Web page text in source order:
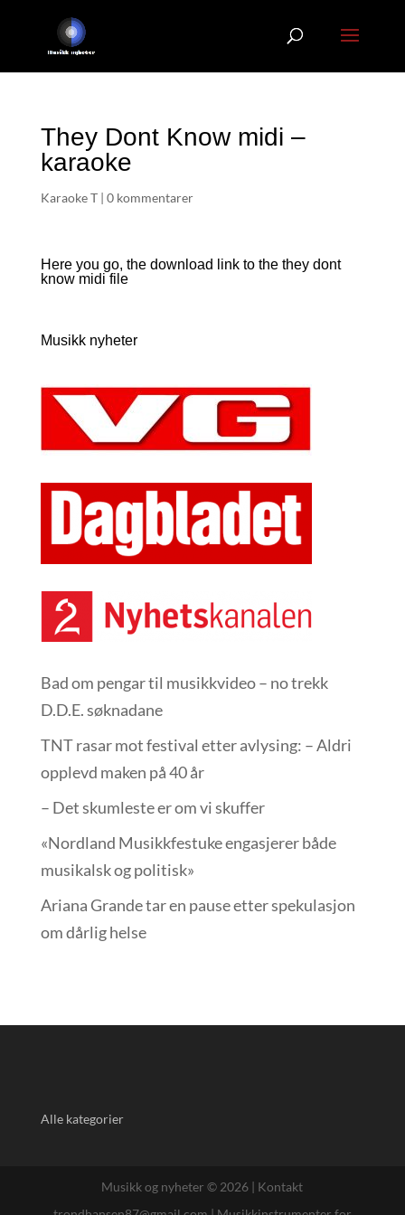
They Dont Know midi –
karaoke
Karaoke T| 0 kommentarer
Here you go, the download link to the they dont
know midi file
Musikk nyheter
Bad om pengar til musikkvideo – no trekk
D.D.E. søknadane
TNT rasar mot festival etter avlysing: – Aldri
opplevd maken på 40 år
– Det skumleste er om vi skuffer
«Nordland Musikkfest­uke engasjerer både
musikalsk og politisk»
Ariana Grande tar en pause etter spekulasjon
om dårlig helse
Alle kategorier
Musikk og nyheter © 2026 | Kontakt